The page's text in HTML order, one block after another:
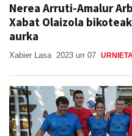
Nerea Arruti-Amalur
Xabat Olaizola
aurka
Xabier Lasa 2023 urr 07